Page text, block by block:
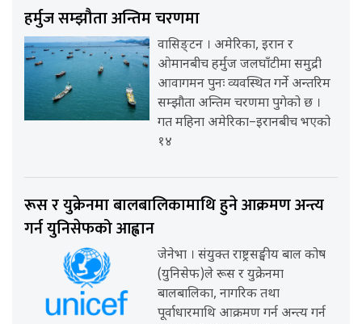
हर्मुज सम्झौता अन्तिम चरणमा
वासिङ्टन । अमेरिका, इरान र
ओमानबीच हर्मुज जलघाँटीमा समुद्री
आवागमन पुनः व्यवस्थित गर्ने अन्तरिम
सम्झौता अन्तिम चरणमा पुगेको छ ।
गत महिना अमेरिका–इरानबीच भएको
१४
रूस र युक्रेनमा बालबालिकामाथि हुने आक्रमण अन्त्य
गर्न युनिसेफको आह्वान
जेनेभा । संयुक्त राष्ट्रसङ्घीय बाल कोष
(युनिसेफ)ले रूस र युक्रेनमा
बालबालिका, नागरिक तथा
पूर्वाधारमाथि आक्रमण गर्न अन्त्य गर्न